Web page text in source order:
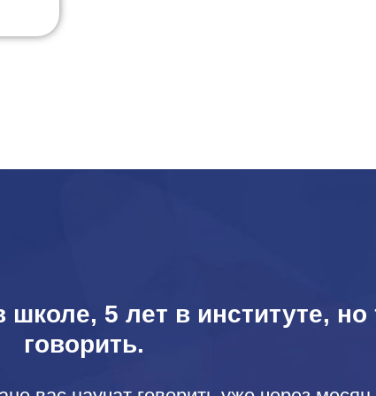
5 лет в институте, но
говорить.